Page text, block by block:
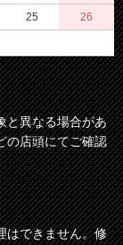
25 26
と異なる場合があ
の店頭にてご確認
はできません。修